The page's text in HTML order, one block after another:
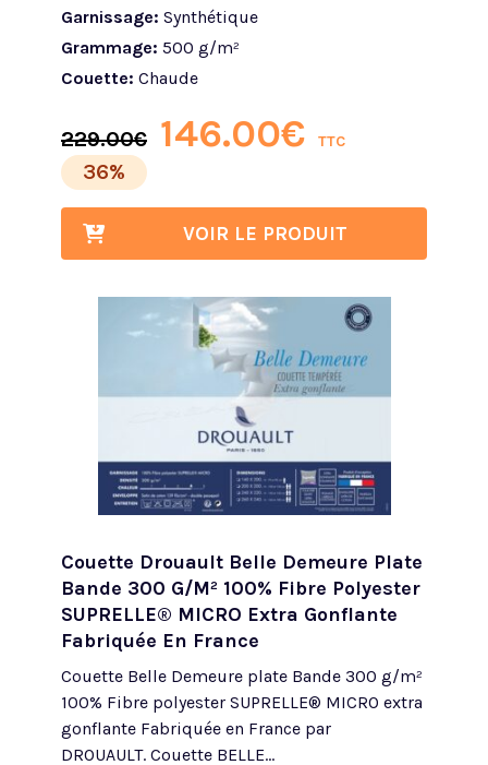
Garnissage: Synthétique
Grammage: 500 g/m²
Couette: Chaude
229.00€ 146.00€ TTC
36%
VOIR LE PRODUIT
Couette Drouault Belle Demeure Plate
Bande 300 G/m² 100% Fibre Polyester
SUPRELLE® MICRO Extra Gonflante
Fabriquée En France
Couette Belle Demeure plate Bande 300 g/m²
100% Fibre polyester SUPRELLE® MICRO extra
gonflante Fabriquée en France par
DROUAULT. Couette BELLE...